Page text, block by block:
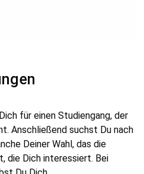
für einen Studiengang, der
Anschließend suchst Du nach
Deiner Wahl, das die
die Dich interessiert. Bei